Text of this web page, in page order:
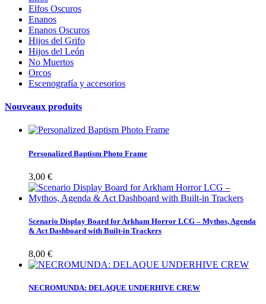
Elfos Oscuros
Enanos
Enanos Oscuros
Hijos del Grifo
Hijos del León
No Muertos
Orcos
Escenografía y accesorios
Nouveaux produits
Personalized Baptism Photo Frame
3,00 €
Scenario Display Board for Arkham Horror LCG – Mythos, Agenda
& Act Dashboard with Built-in Trackers
8,00 €
NECROMUNDA: DELAQUE UNDERHIVE CREW